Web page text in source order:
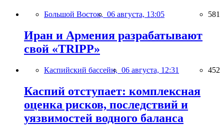
Большой Восток, 06 августа, 13:05 581
Иран и Армения разрабатывают
свой «TRIPP»
Каспийский бассейн, 06 августа, 12:31 452
Каспий отступает: комплексная
оценка рисков, последствий и
уязвимостей водного баланса